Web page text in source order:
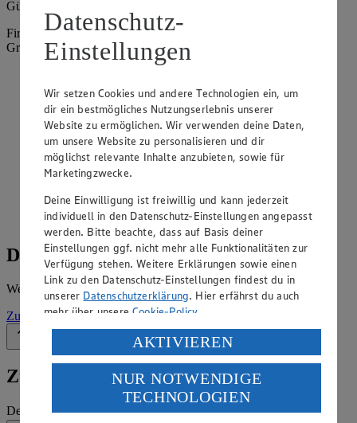
Gültig vom
Firma: Engelmohr GmbH & Co. KG, Marktplatz 6, 37247
Großalmerode
ansehen
Siehe dir die Angebote der Woche deines Marktes im
digitalen Blätterkatalog an.
Prospekt Edeka_Neukauf_4313865021100 im Browser
Details zum Markt
Weitere Informationen – alles auf einem Blick.
Zur Marktseite
Zum Newsletter anmelden
Deine E-Mail-Adresse (Pflichtfeld)
Datenschutz-
Einstellungen
Wir setzen Cookies und andere Technologien ein, um
dir ein bestmögliches Nutzungserlebnis unserer
Website zu ermöglichen. Wir verwenden deine Daten,
um unsere Website zu personalisieren und dir
möglichst relevante Inhalte anzubieten, sowie für
Marketingzwecke.
Deine Einwilligung ist freiwillig und kann jederzeit
individuell in den Datenschutz-Einstellungen angepasst
werden. Bitte beachte, dass auf Basis deiner
Einstellungen ggf. nicht mehr alle Funktionalitäten zur
Verfügung stehen. Weitere Erklärungen sowie einen
Link zu den Datenschutz-Einstellungen findest du in
unserer Datenschutzerklärung. Hier erfährst du auch
mehr über unsereCookie-Policy.
Verarbeitung deiner personenbezogenen Daten in den
USA durch Facebook und YouTube:
Wenn du auf „Aktivieren“ klickst, willigst du im Sinne
des Art. 49 Abs. 1 Satz 1 lit. a) DSGVO ein, dass deine
Daten in den USA verarbeitet werden. Der EuGH sieht
AKTIVIEREN
NUR NOTWENDIGE
TECHNOLOGIEN